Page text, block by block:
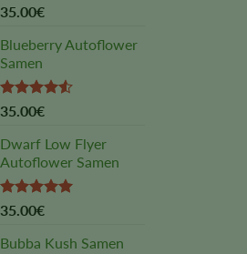
Rated4.64
35.00€
Blueberry Autoflower
Samen
Rated
of 5
35.00€
Dwarf Low Flyer
Autoflower Samen
Rated5.00
35.00€
Bubba Kush Samen